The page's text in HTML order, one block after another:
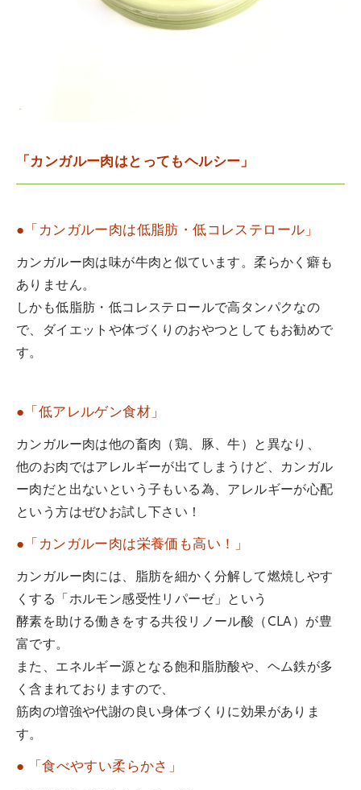
「カンガルー肉はとってもヘルシー」
●「カンガルー肉は低脂肪・低コレステロール」
カンガルー肉は味が牛肉と似ています。柔らかく癖も
ありません。
しかも低脂肪・低コレステロールで高タンパクなの
で、ダイエットや体づくりのおやつとしてもお勧めで
す。
●「低アレルゲン食材」
カンガルー肉は他の畜肉（鶏、豚、牛）と異なり、
他のお肉ではアレルギーが出てしまうけど、カンガル
ー肉だと出ないという子もいる為、アレルギーが心配
という方はぜひお試し下さい！
●「カンガルー肉は栄養価も高い！」
カンガルー肉には、脂肪を細かく分解して燃焼しやす
くする「ホルモン感受性リパーゼ」という
酵素を助ける働きをする共役リノール酸（CLA）が豊
富です。
また、エネルギー源となる飽和脂肪酸や、ヘム鉄が多
く含まれておりますので、
筋肉の増強や代謝の良い身体づくりに効果がありま
す。
● 「食べやすい柔らかさ」